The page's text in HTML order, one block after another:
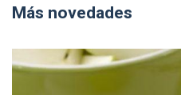
Más novedades